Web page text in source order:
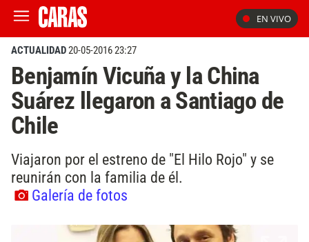
EN VIVO
ACTUALIDAD20-05-2016 23:27
Benjamín Vicuña y la China
Suárez llegaron a Santiago de
Chile
Viajaron por el estreno de "El Hilo Rojo" y se
reunirán con la familia de él.
Galería de fotos